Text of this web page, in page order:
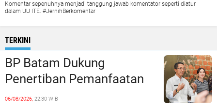
Komentar sepenuhnya menjadi tanggung jawab komentator seperti diatur
dalam UU ITE. #JernihBerkomentar
TERKINI
BP Batam Dukung
Penertiban Pemanfaatan
Ruang Laut Sesuai
06/08/2026, 22:30 WIB